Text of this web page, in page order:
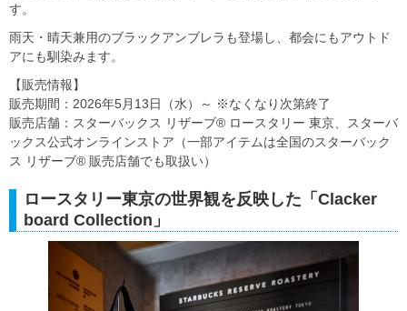
す。
雨天・晴天兼用のブラックアンブレラも登場し、都会にもアウトド
アにも馴染みます。
【販売情報】
販売期間：2026年5月13日（水）～ ※なくなり次第終了
販売店舗：スターバックス リザーブ® ロースタリー 東京、スターバ
ックス公式オンラインストア（一部アイテムは全国のスターバック
ス リザーブ® 販売店舗でも取扱い）
ロースタリー東京の世界観を反映した「Clacker
board Collection」